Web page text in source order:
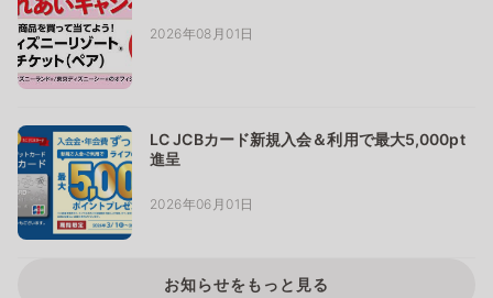
2026年08月01日
LC JCBカード新規入会＆利用で最大5,000pt
進呈
2026年06月01日
お知らせをもっと見る